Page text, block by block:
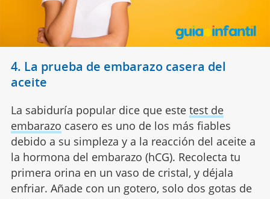
4. La prueba de embarazo casera del
aceite
La sabiduría popular dice que este test de
embarazo casero es uno de los más fiables
debido a su simpleza y a la reacción del aceite a
la hormona del embarazo (hCG). Recolecta tu
primera orina en un vaso de cristal, y déjala
enfriar. Añade con un gotero, solo dos gotas de